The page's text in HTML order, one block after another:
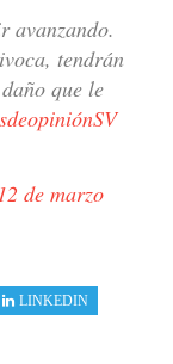
avanzando.
tendrán
que le
de marzo
LINKEDIN